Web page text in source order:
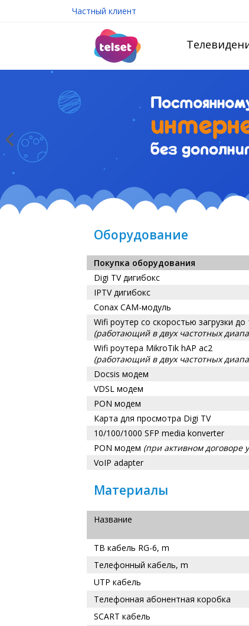
Частный клиент
Оборудование
Покупка оборудования
Digi TV дигибокс
IPTV дигибокс
Conax CAM-модуль
Wifi роутер со скоростью загрузки до
(работающий в двух частотных
Wifi роутера MikroTik hAP ac2
(работающий в двух частотных
Docsis модем
VDSL модем
PON модем
Карта для просмотра Digi TV
10/100/1000 SFP media konverter
PON модем (при активном договоре
VoIP adapter
Материалы
Название
ТВ кабель RG-6, m
Телефонный кабель, m
UTP кабель
Телефонная абонентная коробка
SCART кабель